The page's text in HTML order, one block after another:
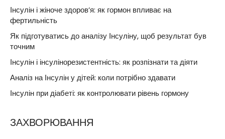
Інсулін і жіноче здоров’я: як гормон впливає на
фертильність
Як підготуватись до аналізу Інсуліну, щоб результат був
точним
Інсулін і інсулінорезистентність: як розпізнати та діяти
Аналіз на Інсулін у дітей: коли потрібно здавати
Інсулін при діабеті: як контролювати рівень гормону
ЗАХВОРЮВАННЯ